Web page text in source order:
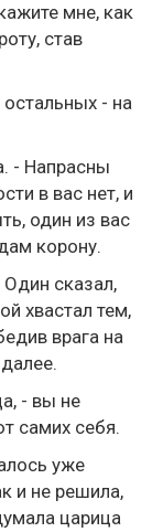
мне, как
став
- на
- Напрасны
в вас нет, и
один из вас
корону.
сказал,
хвастал тем,
врага на
- вы не
самих себя.
уже
и не решила,
царица